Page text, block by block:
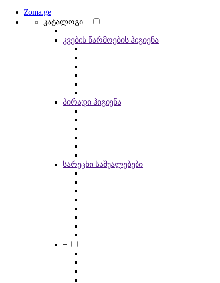
Zoma.ge
კატალოგი +
კვების წარმოების ჰიგიენა
პირადი ჰიგიენა
სარეცხი საშუალებები
+